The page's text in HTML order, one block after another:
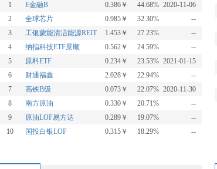
1
E金融B 0.386￥ 44.68% 2020-11-06
2
全球芯片 0.985￥ 32.30%
--
3
工银蒙能清洁能源REIT 1.453￥ 27.23%
--
4
纳指科技ETF景顺 0.562￥ 24.59%
--
5
原料ETF 0.234￥ 23.53% 2021-01-15
6
财通福鑫 2.028￥ 22.94%
--
7
高铁B级 0.073￥ 22.07% 2020-11-30
8
南方原油 0.330￥ 20.71%
--
9
原油LOF易方达 0.289￥ 19.07%
--
10
国投白银LOF 0.315￥ 18.29% --